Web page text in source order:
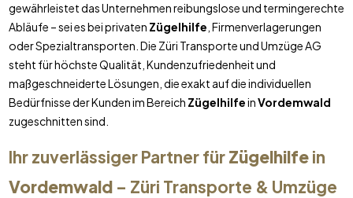
gewährleistet das Unternehmen reibungslose und termingerechte
Abläufe – sei es bei privaten Zügelhilfe , Firmenverlagerungen
oder Spezialtransporten. Die Züri Transporte und Umzüge AG
steht für höchste Qualität, Kundenzufriedenheit und
maßgeschneiderte Lösungen, die exakt auf die individuellen
Bedürfnisse der Kunden im Bereich ZügelhilfeinVordemwald
zugeschnitten sind.
Ihr zuverlässiger Partner fürZügelhilfein
Vordemwald– Züri Transporte & Umzüge